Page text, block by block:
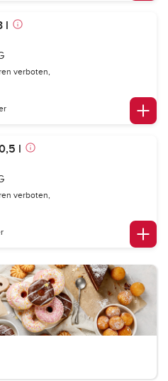
l
verboten,
l
verboten,